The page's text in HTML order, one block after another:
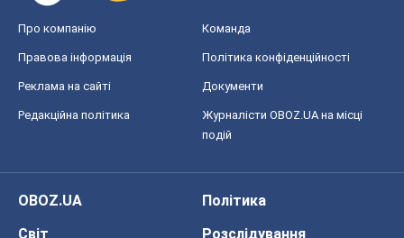
Про компанію Команда
Правова інформація Політика конфіденційності
Реклама на сайті Документи
Редакційна політика
Журналісти OBOZ.UA на місці
подій
OBOZ.UA
Політика
Світ
Розслідування